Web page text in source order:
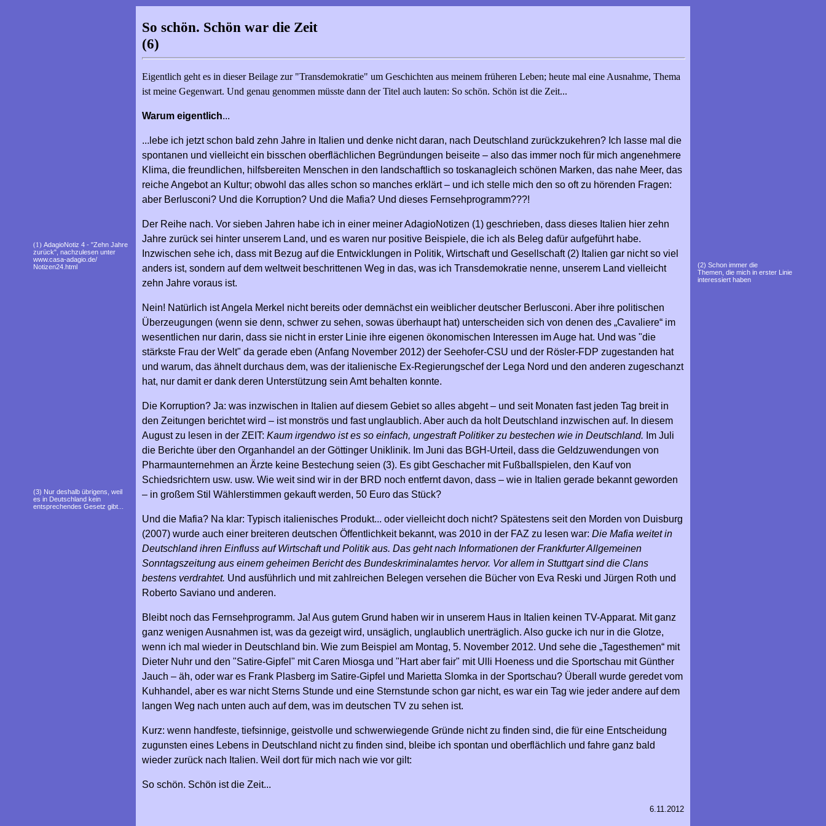
(1) AdagioNotiz 4 - "Zehn Jahre
zurück", nachzulesen unter
www.casa-adagio.de/
Notizen24.html
(3) Nur deshalb übrigens, weil
es in Deutschland kein
entsprechendes Gesetz gibt...
So schön. Schön war die Zeit
(6)
Eigentlich geht es in dieser Beilage zur "Transdemokratie" um Geschichten aus meinem früheren Leben; heute mal eine Ausnahme, Thema
ist meine Gegenwart. Und genau genommen müsste dann der Titel auch lauten: So schön. Schön ist die Zeit...
Warum eigentlich...
...lebe ich jetzt schon bald zehn Jahre in Italien und denke nicht daran, nach Deutschland zurückzukehren? Ich lasse mal die
spontanen und vielleicht ein bisschen oberflächlichen Begründungen beiseite – also das immer noch für mich angenehmere
Klima, die freundlichen, hilfsbereiten Menschen in den landschaftlich so toskanagleich schönen Marken, das nahe Meer, das
reiche Angebot an Kultur; obwohl das alles schon so manches erklärt – und ich stelle mich den so oft zu hörenden Fragen:
aber Berlusconi? Und die Korruption? Und die Mafia? Und dieses Fernsehprogramm???!
Der Reihe nach. Vor sieben Jahren habe ich in einer meiner AdagioNotizen (1) geschrieben, dass dieses Italien hier zehn
Jahre zurück sei hinter unserem Land, und es waren nur positive Beispiele, die ich als Beleg dafür aufgeführt habe.
Inzwischen sehe ich, dass mit Bezug auf die Entwicklungen in Politik, Wirtschaft und Gesellschaft (2) Italien gar nicht so viel
anders ist, sondern auf dem weltweit beschrittenen Weg in das, was ich Transdemokratie nenne, unserem Land vielleicht
zehn Jahre voraus ist.
Nein! Natürlich ist Angela Merkel nicht bereits oder demnächst ein weiblicher deutscher Berlusconi. Aber ihre politischen
Überzeugungen (wenn sie denn, schwer zu sehen, sowas überhaupt hat) unterscheiden sich von denen des „Cavaliere“ im
wesentlichen nur darin, dass sie nicht in erster Linie ihre eigenen ökonomischen Interessen im Auge hat. Und was "die
stärkste Frau der Welt" da gerade eben (Anfang November 2012) der Seehofer-CSU und der Rösler-FDP zugestanden hat
und warum, das ähnelt durchaus dem, was der italienische Ex-Regierungschef der Lega Nord und den anderen zugeschanzt
hat, nur damit er dank deren Unterstützung sein Amt behalten konnte.
Die Korruption? Ja: was inzwischen in Italien auf diesem Gebiet so alles abgeht – und seit Monaten fast jeden Tag breit in
den Zeitungen berichtet wird – ist monströs und fast unglaublich. Aber auch da holt Deutschland inzwischen auf. In diesem
August zu lesen in der ZEIT: Kaum irgendwo ist es so einfach, ungestraft Politiker zu bestechen wie in Deutschland. Im Juli
die Berichte über den Organhandel an der Göttinger Uniklinik. Im Juni das BGH-Urteil, dass die Geldzuwendungen von
Pharmaunternehmen an Ärzte keine Bestechung seien (3). Es gibt Geschacher mit Fußballspielen, den Kauf von
Schiedsrichtern usw. usw. Wie weit sind wir in der BRD noch entfernt davon, dass – wie in Italien gerade bekannt geworden
– in großem Stil Wählerstimmen gekauft werden, 50 Euro das Stück?
Und die Mafia? Na klar: Typisch italienisches Produkt... oder vielleicht doch nicht? Spätestens seit den Morden von Duisburg
(2007) wurde auch einer breiteren deutschen Öffentlichkeit bekannt, was 2010 in der FAZ zu lesen war: Die Mafia weitet in
Deutschland ihren Einfluss auf Wirtschaft und Politik aus. Das geht nach Informationen der Frankfurter Allgemeinen
Sonntagszeitung aus einem geheimen Bericht des Bundeskriminalamtes hervor. Vor allem in Stuttgart sind die Clans
bestens verdrahtet. Und ausführlich und mit zahlreichen Belegen versehen die Bücher von Eva Reski und Jürgen Roth und
Roberto Saviano und anderen.
Bleibt noch das Fernsehprogramm. Ja! Aus gutem Grund haben wir in unserem Haus in Italien keinen TV-Apparat. Mit ganz
ganz wenigen Ausnahmen ist, was da gezeigt wird, unsäglich, unglaublich unerträglich. Also gucke ich nur in die Glotze,
wenn ich mal wieder in Deutschland bin. Wie zum Beispiel am Montag, 5. November 2012. Und sehe die „Tagesthemen“ mit
Dieter Nuhr und den "Satire-Gipfel" mit Caren Miosga und "Hart aber fair" mit Ulli Hoeness und die Sportschau mit Günther
Jauch – äh, oder war es Frank Plasberg im Satire-Gipfel und Marietta Slomka in der Sportschau? Überall wurde geredet vom
Kuhhandel, aber es war nicht Sterns Stunde und eine Sternstunde schon gar nicht, es war ein Tag wie jeder andere auf dem
langen Weg nach unten auch auf dem, was im deutschen TV zu sehen ist.
Kurz: wenn handfeste, tiefsinnige, geistvolle und schwerwiegende Gründe nicht zu finden sind, die für eine Entscheidung
zugunsten eines Lebens in Deutschland nicht zu finden sind, bleibe ich spontan und oberflächlich und fahre ganz bald
wieder zurück nach Italien. Weil dort für mich nach wie vor gilt:
So schön. Schön ist die Zeit...
6.11.2012
(2) Schon immer die
Themen, die mich in erster Linie
interessiert haben